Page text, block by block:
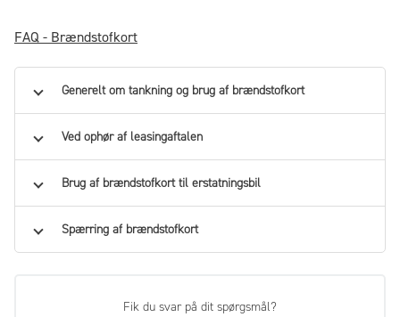
FAQ - Brændstofkort
Generelt om tankning og brug af brændstofkort
Ved ophør af leasingaftalen
Brug af brændstofkort til erstatningsbil
Spærring af brændstofkort
Fik du svar på dit spørgsmål?